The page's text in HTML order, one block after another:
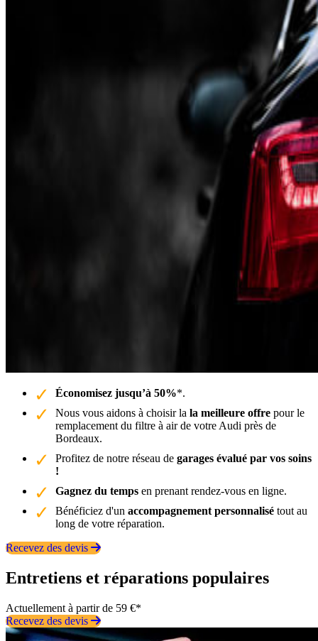
Économisez jusqu’à 50%*.
Nous vous aidons à choisir la la meilleure offre pour le
remplacement du filtre à air de votre Audi près de
Bordeaux.
Profitez de notre réseau de garages évalué par vos soins
!
Gagnez du temps en prenant rendez-vous en ligne.
Bénéficiez d'un accompagnement personnalisé tout au
long de votre réparation.
Recevez des devis
Entretiens et réparations populaires
Actuellement à partir de 59 €*
Recevez des devis